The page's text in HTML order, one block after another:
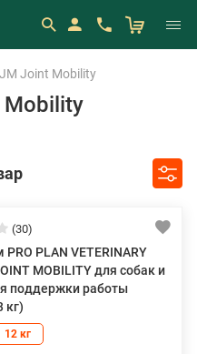
JM Joint Mobility
Mobility
(30)
PLAN VETERINARY
MOBILITY для собак и
поддержки работы
кг)
12 кг